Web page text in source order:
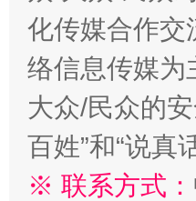
化传媒合作交
络信息传媒为
大众/民众的
百姓”和“说真
※ 联系方式：